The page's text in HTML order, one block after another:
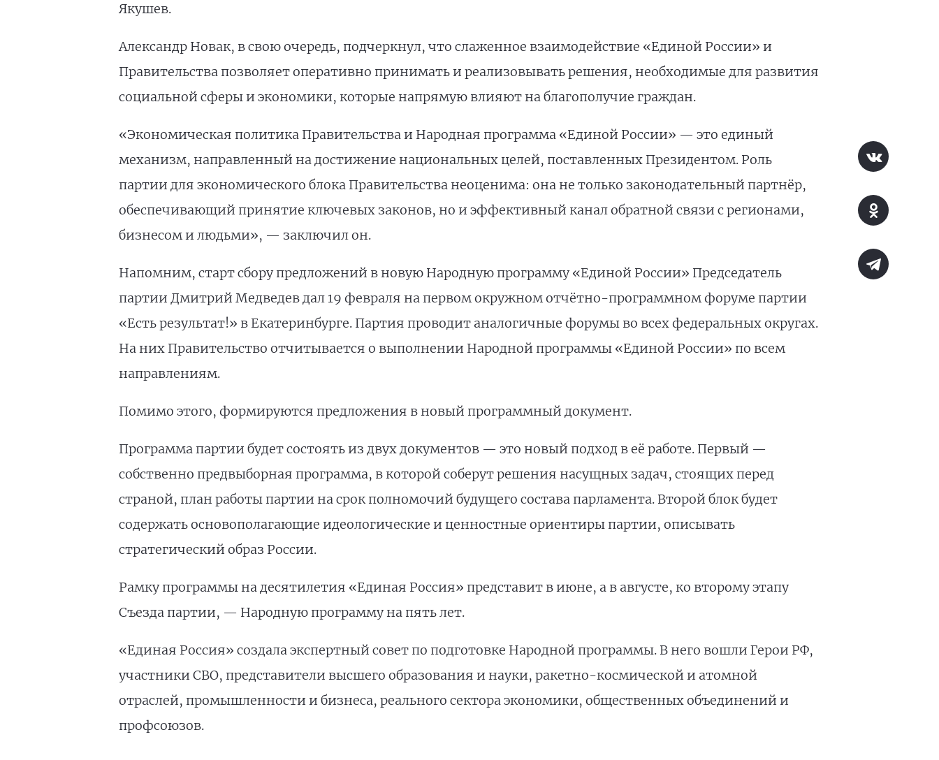
Якушев.
Александр Новак, в свою очередь, подчеркнул, что слаженное взаимодействие «Единой России» и
Правительства позволяет оперативно принимать и реализовывать решения, необходимые для развития
социальной сферы и экономики, которые напрямую влияют на благополучие граждан.
«Экономическая политика Правительства и Народная программа «Единой России» — это единый
механизм, направленный на достижение национальных целей, поставленных Президентом. Роль
партии для экономического блока Правительства неоценима: она не только законодательный партнёр,
обеспечивающий принятие ключевых законов, но и эффективный канал обратной связи с регионами,
бизнесом и людьми», — заключил он.
Напомним, старт сбору предложений в новую Народную программу «Единой России» Председатель
партии Дмитрий Медведев дал 19 февраля на первом окружном отчётно-программном форуме партии
«Есть результат!» в Екатеринбурге. Партия проводит аналогичные форумы во всех федеральных округах.
На них Правительство отчитывается о выполнении Народной программы «Единой России» по всем
направлениям.
Помимо этого, формируются предложения в новый программный документ.
Программа партии будет состоять из двух документов — это новый подход в её работе. Первый —
собственно предвыборная программа, в которой соберут решения насущных задач, стоящих перед
страной, план работы партии на срок полномочий будущего состава парламента. Второй блок будет
содержать основополагающие идеологические и ценностные ориентиры партии, описывать
стратегический образ России.
Рамку программы на десятилетия «Единая Россия» представит в июне, а в августе, ко второму этапу
Съезда партии, — Народную программу на пять лет.
«Единая Россия» создала экспертный совет по подготовке Народной программы. В него вошли Герои РФ,
участники СВО, представители высшего образования и науки, ракетно-космической и атомной
отраслей, промышленности и бизнеса, реального сектора экономики, общественных объединений и
профсоюзов.